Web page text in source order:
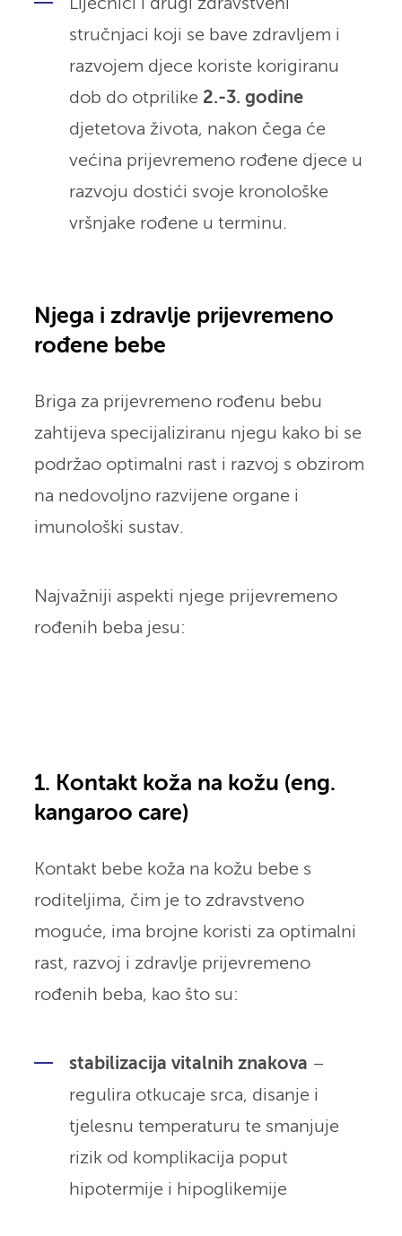
Liječnici i drugi zdravstveni
stručnjaci koji se bave zdravljem i
razvojem djece koriste korigiranu
dob do otprilike 2.-3. godine
djetetova života, nakon čega će
većina prijevremeno rođene djece u
razvoju dostići svoje kronološke
vršnjake rođene u terminu.
Njega i zdravlje prijevremeno
rođene bebe
Briga za prijevremeno rođenu bebu
zahtijeva specijaliziranu njegu kako bi se
podržao optimalni rast i razvoj s obzirom
na nedovoljno razvijene organe i
imunološki sustav.
Najvažniji aspekti njege prijevremeno
rođenih beba jesu:
1. Kontakt koža na kožu (eng.
kangaroo care)
Kontakt bebe koža na kožu bebe s
roditeljima, čim je to zdravstveno
moguće, ima brojne koristi za optimalni
rast, razvoj i zdravlje prijevremeno
rođenih beba, kao što su:
stabilizacija vitalnih znakova –
regulira otkucaje srca, disanje i
tjelesnu temperaturu te smanjuje
rizik od komplikacija poput
hipotermije i hipoglikemije